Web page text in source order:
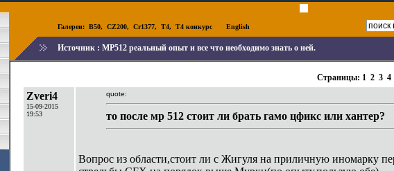
Галереи: B50, CZ200, Cr1377, T4, T4 конкурс English
Источник : МР512 реальный опыт и все что необходимо знать о ней.
Страницы: 1 2 3 4
Zveri4
15-09-2015
19:53
quote:
то после мр 512 стоит ли брать гамо цфикс или хантер?
Вопрос из области,стоит ли с Жигуля на приличную иномарку